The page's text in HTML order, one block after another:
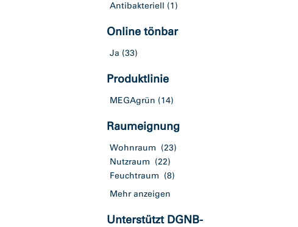
Antibakteriell (1)
Online tönbar
Ja (33)
Produktlinie
MEGAgrün (14)
Raumeignung
Wohnraum (23)
Nutzraum (22)
Feuchtraum (8)
Mehr anzeigen
Unterstützt DGNB-